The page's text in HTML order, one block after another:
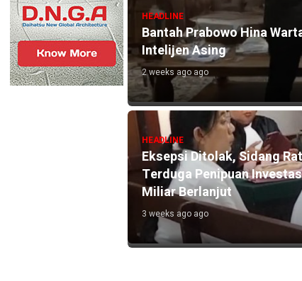
Tunggak hingga
HEADLINE
Bantah Prabowo Hina
Intelijen Asing
2 weeks ago ago
HEADLINE
Eksepsi Ditolak, Sidang
Terduga Penipuan
Miliar Berlanjut
3 weeks ago ago